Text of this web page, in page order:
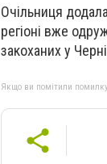
Очільниця
регіоні вже
закоханих у
Якщо ви помітили помилку,